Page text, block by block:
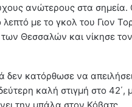
ανώτερους στα σημεία.
με το γκολ του Γιον
Θεσσαλών και νίκησε
κατόρθωσε να
καλή στιγμή στο
την μπάλα στον Κόβατς.